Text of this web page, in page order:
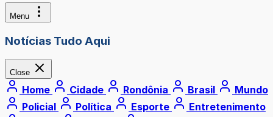
Menu
Notícias Tudo Aqui
Close
Home Cidade Rondônia Brasil
Mundo
Policial
Política Esporte
Entretenimento